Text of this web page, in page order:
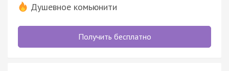
Душевное комьюнити
Получить бесплатно